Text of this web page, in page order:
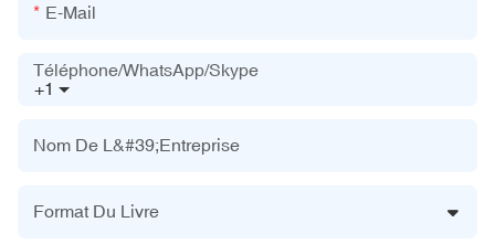
E-Mail
+1
Téléphone/WhatsApp/Skype
Nom De L&#39;entreprise
Format Du Livre